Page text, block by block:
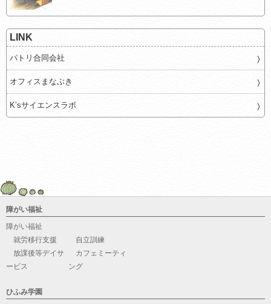
LINK
パトリ合同会社
オフィスまなぶき
K’sサイエンスラボ
障がい福祉
障がい福祉
就労移行支援
自立訓練
放課後等デイサ
ービス
カフェミーティ
ング
ひふみ学園